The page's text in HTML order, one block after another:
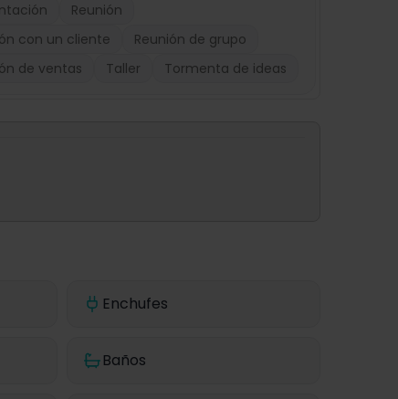
Reunión
con un cliente
Reunión de grupo
de ventas
Taller Tormenta de ideas
Enchufes
Baños